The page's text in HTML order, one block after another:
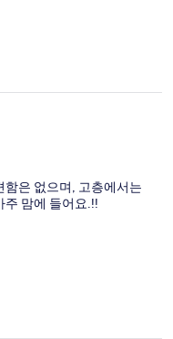
은 없으며, 고층에서는
주 맘에 들어요.!!